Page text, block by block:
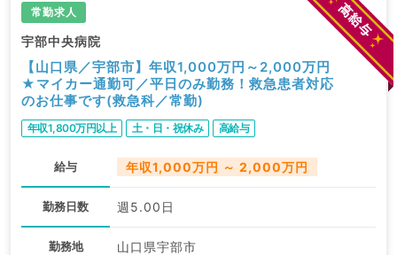
常勤求人
宇部中央病院
【山口県／宇部市】年収1,000万円～2,000万円
★マイカー通勤可／平日のみ勤務！救急患者対応
のお仕事です(救急科／常勤)
年収1,800万円以上 土・日・祝休み 高給与
給与 年収1,000万円 ～ 2,000万円
勤務日数 週5.00日
勤務地 山口県宇部市